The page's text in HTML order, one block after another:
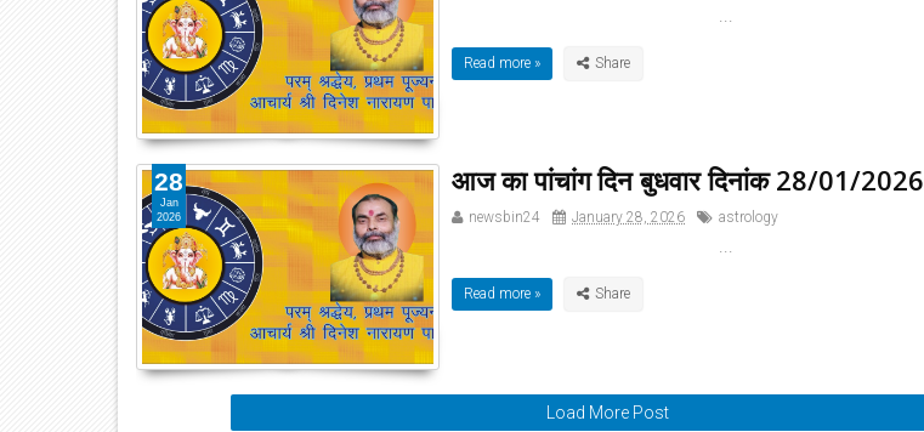
...
Read more »
आज का पांचांग दिन बुधवार दिनांक 28/01/2026
newsbin24 January 28, 2026 astrology
...
Read more »
28
Jan
2026
Load More Post